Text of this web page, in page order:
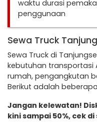
waktu durasi
penggunaan
Sewa Truck
Sewa Truck di
kebutuhan transportasi
rumah, pengangkutan
Berikut adalah
Jangan kelewatan!
kini sampai 50%, cek di